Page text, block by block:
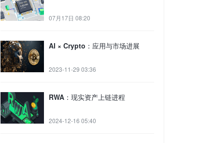
07月17日 08:20
AI × Crypto：应用与市场进展
2023-11-29 03:36
RWA：现实资产上链进程
2024-12-16 05:40